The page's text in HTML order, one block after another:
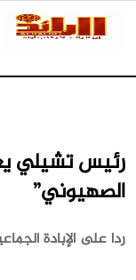
رئيس تشيلي
الصهيوني”
ردا على الإبادة